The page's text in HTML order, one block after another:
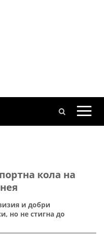
кола на
и добри
но не стигна до